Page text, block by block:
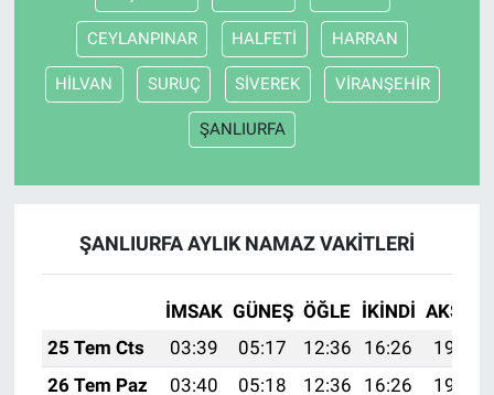
CEYLANPINAR HALFETİ HARRAN
HİLVAN SURUÇ SİVEREK VİRANŞEHİR
ŞANLIURFA
ŞANLIURFA AYLIK NAMAZ VAKITLERI
İMSAK GÜNEŞ ÖĞLE İKINDI AKŞAM
25 Tem Cts
03:39 05:17 12:36 16:26
19:46
26 Tem Paz
03:40 05:18 12:36 16:26
19:45